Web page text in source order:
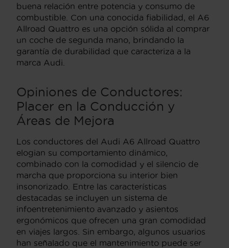
buena relación entre potencia y consumo de
combustible. Con una conocida fiabilidad, el A6
Allroad Quattro es una opción sólida al comprar
un coche de segunda mano, brindando la
garantía de durabilidad que caracteriza a la
marca Audi.
Opiniones de Conductores:
Placer en la Conducción y
Áreas de Mejora
Los conductores del Audi A6 Allroad Quattro
elogian su comportamiento dinámico,
combinado con la comodidad y el silencio de
marcha que proporciona su interior bien
insonorizado. Entre las características
destacadas se incluyen un sistema de
infoentretenimiento avanzado y asientos
ergonómicos que ofrecen una gran comodidad
en viajes largos. Sin embargo, algunos usuarios
han señalado que el mantenimiento puede ser